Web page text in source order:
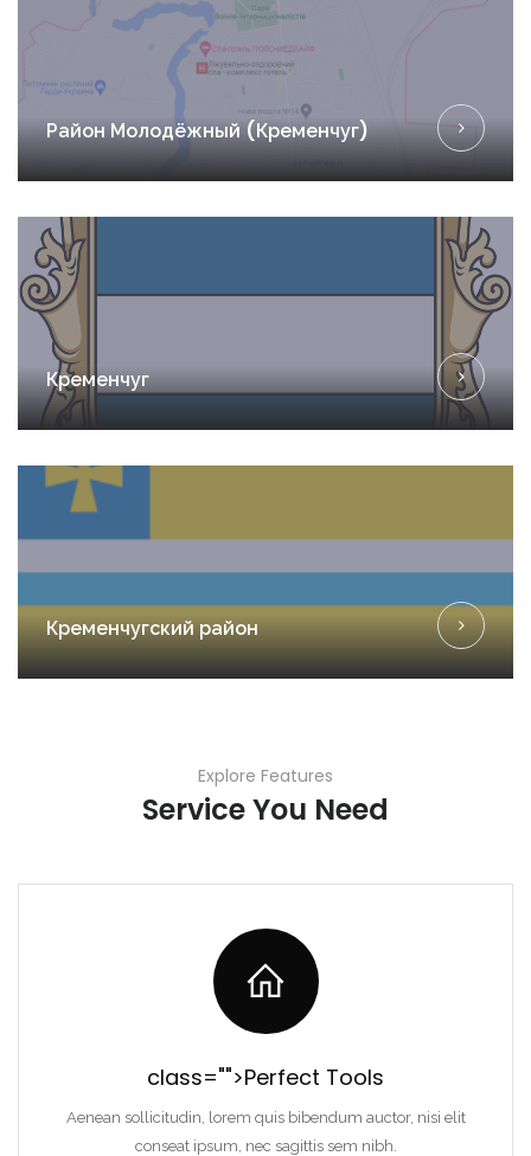
Район Молодёжный (Кременчуг)
Кременчуг
Кременчугский район
Explore Features
Service You Need
class="">Perfect Tools
Aenean sollicitudin, lorem quis bibendum auctor, nisi elit
conseat ipsum, nec sagittis sem nibh.
Запомнить Forgot Password?